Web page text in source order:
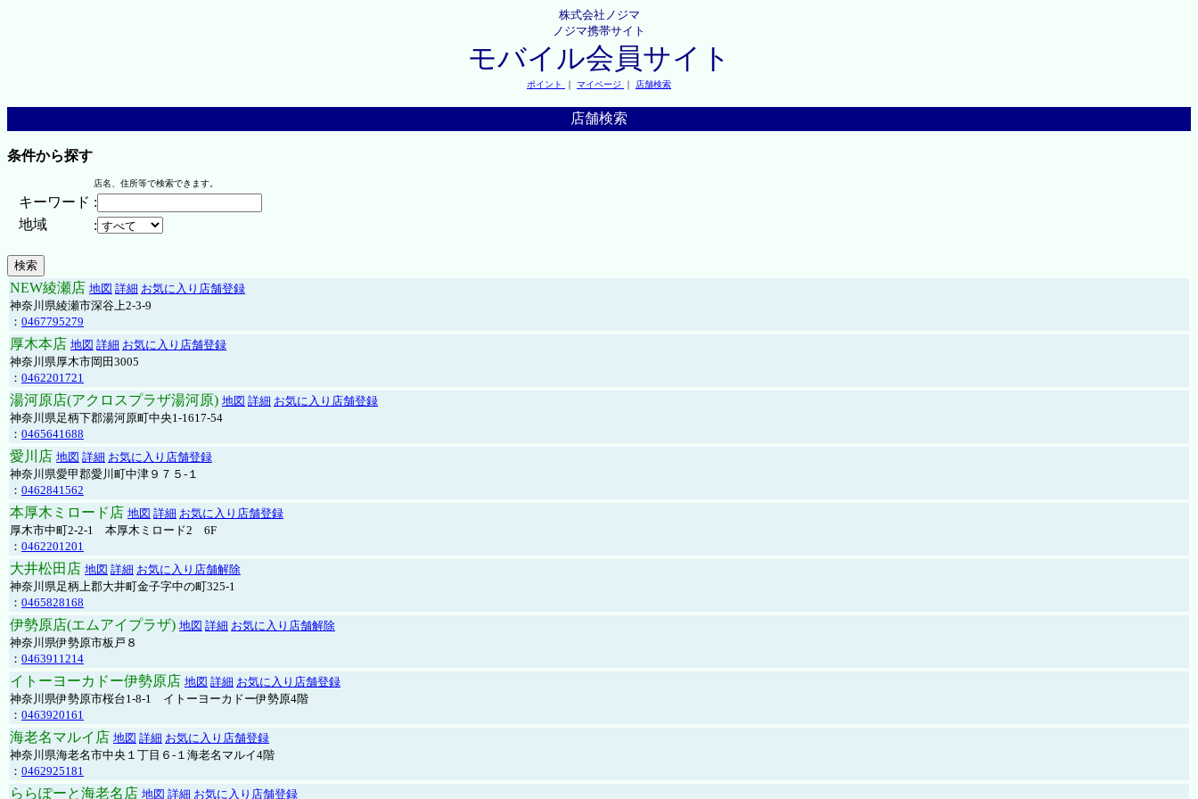
株式会社ノジマ
ノジマ携帯サイト
モバイル会員サイト
ポイント ｜ マイページ ｜ 店舗検索
店舗検索
条件から探す
店名、住所等で検索できます。
キーワード :
地域
:
NEW綾瀬店 地図 詳細 お気に入り店舗登録
神奈川県綾瀬市深谷上2-3-9
： 0467795279
厚木本店 地図 詳細 お気に入り店舗登録
神奈川県厚木市岡田3005
： 0462201721
湯河原店(アクロスプラザ湯河原) 地図 詳細 お気に入り店舗登録
神奈川県足柄下郡湯河原町中央1-1617-54
： 0465641688
愛川店 地図 詳細 お気に入り店舗登録
神奈川県愛甲郡愛川町中津９７５-１
： 0462841562
本厚木ミロード店 地図 詳細 お気に入り店舗登録
厚木市中町2-2-1 本厚木ミロード2 6F
： 0462201201
大井松田店 地図 詳細 お気に入り店舗解除
神奈川県足柄上郡大井町金子字中の町325-1
： 0465828168
伊勢原店(エムアイプラザ) 地図 詳細 お気に入り店舗解除
神奈川県伊勢原市板戸８
： 0463911214
イトーヨーカドー伊勢原店 地図 詳細 お気に入り店舗登録
神奈川県伊勢原市桜台1-8-1 イトーヨーカドー伊勢原4階
： 0463920161
海老名マルイ店 地図 詳細 お気に入り店舗登録
神奈川県海老名市中央１丁目６-１海老名マルイ4階
： 0462925181
ららぽーと海老名店 地図 詳細 お気に入り店舗登録